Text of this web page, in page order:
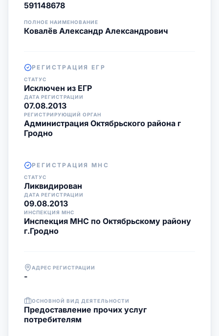
591148678
ПОЛНОЕ НАИМЕНОВАНИЕ
Ковалёв Александр Александрович
РЕГИСТРАЦИЯ ЕГР
СТАТУС
Исключен из ЕГР
ДАТА РЕГИСТРАЦИИ
07.08.2013
РЕГИСТРИРУЮЩИЙ ОРГАН
Администрация Октябрьского района г
Гродно
РЕГИСТРАЦИЯ МНС
СТАТУС
Ликвидирован
ДАТА РЕГИСТРАЦИИ
09.08.2013
ИНСПЕКЦИЯ МНС
Инспекция МНС по Октябрьскому району
г.Гродно
АДРЕС РЕГИСТРАЦИИ
-
ОСНОВНОЙ ВИД ДЕЯТЕЛЬНОСТИ
Предоставление прочих услуг
потребителям